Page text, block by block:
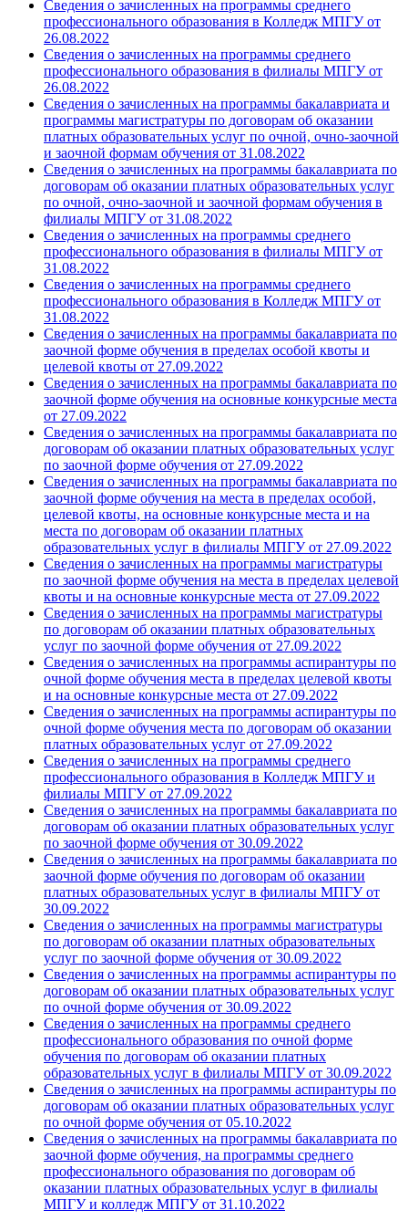
Сведения о зачисленных на программы среднего
профессионального образования в Колледж МПГУ от
26.08.2022
Сведения о зачисленных на программы среднего
профессионального образования в филиалы МПГУ от
26.08.2022
Сведения о зачисленных на программы бакалавриата и
программы магистратуры по договорам об оказании
платных образовательных услуг по очной, очно-заочной
и заочной формам обучения от 31.08.2022
Сведения о зачисленных на программы бакалавриата по
договорам об оказании платных образовательных услуг
по очной, очно-заочной и заочной формам обучения в
филиалы МПГУ от 31.08.2022
Сведения о зачисленных на программы среднего
профессионального образования в филиалы МПГУ от
31.08.2022
Сведения о зачисленных на программы среднего
профессионального образования в Колледж МПГУ от
31.08.2022
Сведения о зачисленных на программы бакалавриата по
заочной форме обучения в пределах особой квоты и
целевой квоты от 27.09.2022
Сведения о зачисленных на программы бакалавриата по
заочной форме обучения на основные конкурсные места
от 27.09.2022
Сведения о зачисленных на программы бакалавриата по
договорам об оказании платных образовательных услуг
по заочной форме обучения от 27.09.2022
Сведения о зачисленных на программы бакалавриата по
заочной форме обучения на места в пределах особой,
целевой квоты, на основные конкурсные места и на
места по договорам об оказании платных
образовательных услуг в филиалы МПГУ от 27.09.2022
Сведения о зачисленных на программы магистратуры
по заочной форме обучения на места в пределах целевой
квоты и на основные конкурсные места от 27.09.2022
Сведения о зачисленных на программы магистратуры
по договорам об оказании платных образовательных
услуг по заочной форме обучения от 27.09.2022
Сведения о зачисленных на программы аспирантуры по
очной форме обучения места в пределах целевой квоты
и на основные конкурсные места от 27.09.2022
Сведения о зачисленных на программы аспирантуры по
очной форме обучения места по договорам об оказании
платных образовательных услуг от 27.09.2022
Сведения о зачисленных на программы среднего
профессионального образования в Колледж МПГУ и
филиалы МПГУ от 27.09.2022
Сведения о зачисленных на программы бакалавриата по
договорам об оказании платных образовательных услуг
по заочной форме обучения от 30.09.2022
Сведения о зачисленных на программы бакалавриата по
заочной форме обучения по договорам об оказании
платных образовательных услуг в филиалы МПГУ от
30.09.2022
Сведения о зачисленных на программы магистратуры
по договорам об оказании платных образовательных
услуг по заочной форме обучения от 30.09.2022
Сведения о зачисленных на программы аспирантуры по
договорам об оказании платных образовательных услуг
по очной форме обучения от 30.09.2022
Сведения о зачисленных на программы среднего
профессионального образования по очной форме
обучения по договорам об оказании платных
образовательных услуг в филиалы МПГУ от 30.09.2022
Сведения о зачисленных на программы аспирантуры по
договорам об оказании платных образовательных услуг
по очной форме обучения от 05.10.2022
Сведения о зачисленных на программы бакалавриата по
заочной форме обучения, на программы среднего
профессионального образования по договорам об
оказании платных образовательных услуг в филиалы
МПГУ и колледж МПГУ от 31.10.2022